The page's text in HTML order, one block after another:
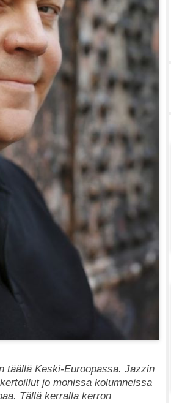
täällä Keski-Euroopassa. Jazzin
jo monissa kolumneissa
Tällä kerralla kerron